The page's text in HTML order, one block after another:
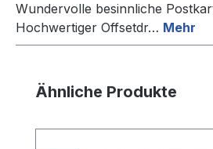
Wundervolle besinnliche
Hochwertiger Offsetdr… Mehr
Produktgalerie überspringen
Ähnliche Produkte